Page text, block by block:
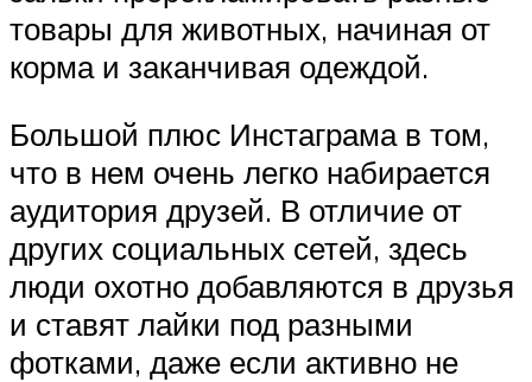
товары для животных, начиная от
корма и заканчивая одеждой.
Большой плюс Инстаграма в том,
что в нем очень легко набирается
аудитория друзей. В отличие от
других социальных сетей, здесь
люди охотно добавляются в друзья
и ставят лайки под разными
фотками, даже если активно не